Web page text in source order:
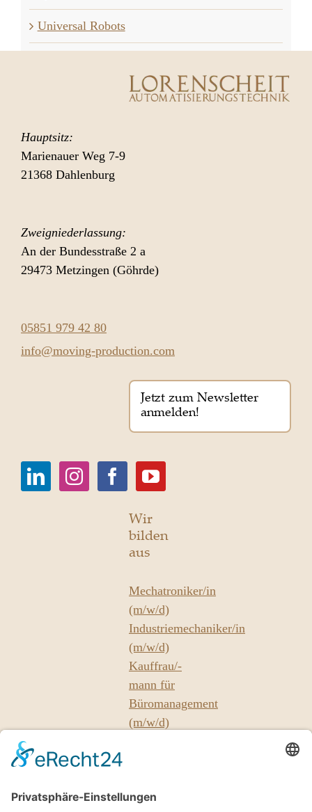
Universal Robots
Hauptsitz:
Marienauer Weg 7-9
21368 Dahlenburg
Zweigniederlassung:
An der Bundesstraße 2 a
29473 Metzingen (Göhrde)
05851 979 42 80
info@moving-production.com
Jetzt zum Newsletter
anmelden!
Wir
bilden
aus
Mechatroniker/in
(m/w/d)
Industriemechaniker/in
(m/w/d)
Kauffrau/-
mann für
Büromanagement
(m/w/d)